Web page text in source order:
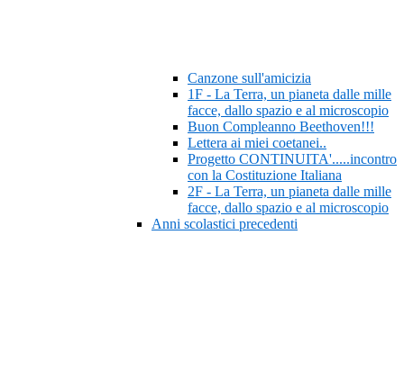
Canzone sull'amicizia
1F - La Terra, un pianeta dalle mille
facce, dallo spazio e al microscopio
Buon Compleanno Beethoven!!!
Lettera ai miei coetanei..
Progetto CONTINUITA'.....incontro
con la Costituzione Italiana
2F - La Terra, un pianeta dalle mille
facce, dallo spazio e al microscopio
Anni scolastici precedenti